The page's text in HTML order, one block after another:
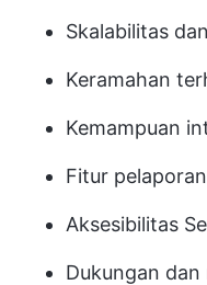
Skalabilitas
Keramahan
Kemampuan
Fitur
Aksesibilitas
Dukungan